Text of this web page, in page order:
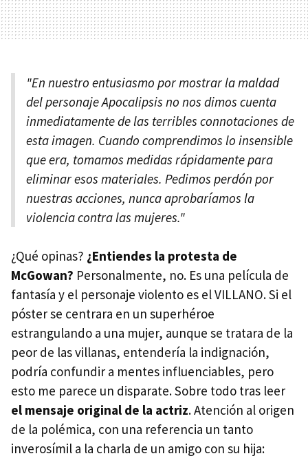
"En nuestro entusiasmo por mostrar la maldad
del personaje Apocalipsis no nos dimos cuenta
inmediatamente de las terribles connotaciones de
esta imagen. Cuando comprendimos lo insensible
que era, tomamos medidas rápidamente para
eliminar esos materiales. Pedimos perdón por
nuestras acciones, nunca aprobaríamos la
violencia contra las mujeres."
¿Qué opinas? ¿Entiendes la protesta de
McGowan? Personalmente, no. Es una película de
fantasía y el personaje violento es el VILLANO. Si el
póster se centrara en un superhéroe
estrangulando a una mujer, aunque se tratara de la
peor de las villanas, entendería la indignación,
podría confundir a mentes influenciables, pero
esto me parece un disparate. Sobre todo tras leer
el mensaje original de la actriz. Atención al origen
de la polémica, con una referencia un tanto
inverosímil a la charla de un amigo con su hija: